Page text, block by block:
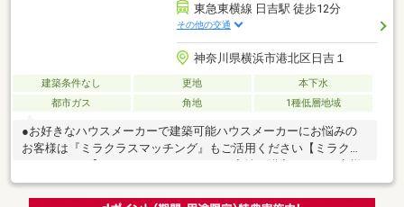
東急東横線 日吉駅 徒歩12分
その他の交通
神奈川県横浜市港北区日吉１
建築条件なし 更地
本下水
都市ガス
角地 1種低層地域
●お好きなハウスメーカーで建築可能ハウスメーカーにお悩みの
お客様は『ミラクラスマッチング』もご活用ください【ミラクラ
に、最適なハウスメーカーを紹介するシステムです◎相談時から
成約まで完全無料何度相談しても、お客様のご負担はありません